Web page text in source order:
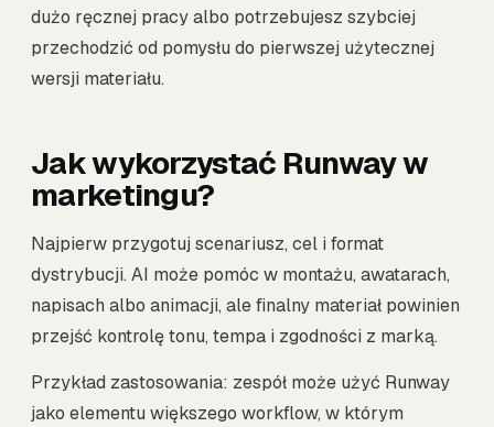
dużo ręcznej pracy albo potrzebujesz szybciej
przechodzić od pomysłu do pierwszej użytecznej
wersji materiału.
Jak wykorzystać Runway w
marketingu?
Najpierw przygotuj scenariusz, cel i format
dystrybucji. AI może pomóc w montażu, awatarach,
napisach albo animacji, ale finalny materiał powinien
przejść kontrolę tonu, tempa i zgodności z marką.
Przykład zastosowania: zespół może użyć Runway
jako elementu większego workflow, w którym